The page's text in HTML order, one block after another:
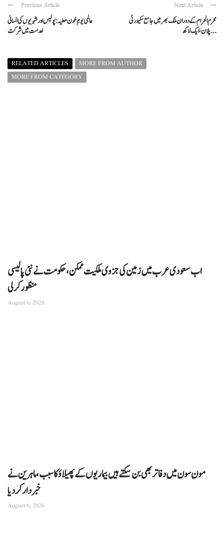
Previous Article
عالمی یومِ خون عطیہ: پولیس اور شہریوں کی انسانی
خدمت میں شرکت
Next Article
محرم الحرام کے دوران ملک بھر میں جامع سکیورٹی
پلان، ایک لاکھ ...
RELATED ARTICLES
MORE FROM AUTHOR
MORE FROM CATEGORY
اب سعودی عرب میں زمین کی جزوی ملکیت ممکن، حکومت نے نئی پالیسی
منظور کرلی
August 6, 2026
مون سون میں دفاتر بھی بن سکتے ہیں بیماریوں کے پھیلاؤ کا سبب، ماہرین نے
خبردار کر دیا
August 6, 2026